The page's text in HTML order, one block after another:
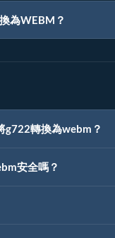
為WEBM？
g722轉換為webm？
安全嗎？